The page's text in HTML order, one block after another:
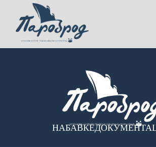
НАБАВКЕ